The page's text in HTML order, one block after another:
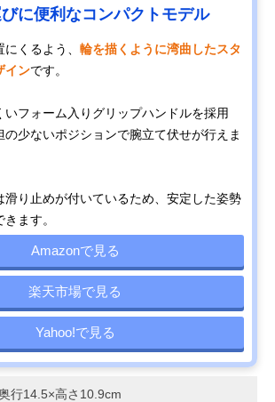
に便利なコンパクトモデル
くるよう、 輪を描くように湾曲したスタ
インです。
いフォーム入りグリップハンドルを採用
の少ないポジションで腕立て伏せが行えま
滑り止めが付いているため、安定した姿勢
ます。
Amazonで見る
楽天市場で見る
Yahoo!で見る
行14.5×高さ10.9cm